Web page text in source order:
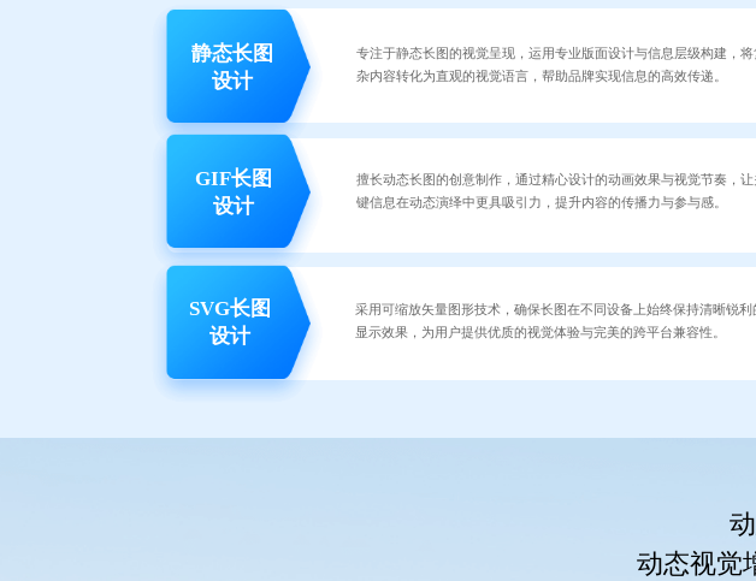
专注于静态长图的视觉呈现，运用专业版面设计与信息层级构建，将
杂内容转化为直观的视觉语言，帮助品牌实现信息的高效传递。
静态长图
设计
擅长动态长图的创意制作，通过精心设计的动画效果与视觉节奏，让
键信息在动态演绎中更具吸引力，提升内容的传播力与参与感。
GIF长图
设计
采用可缩放矢量图形技术，确保长图在不同设备上始终保持清晰锐利
显示效果，为用户提供优质的视觉体验与完美的跨平台兼容性。
SVG长图
设计
动态视觉